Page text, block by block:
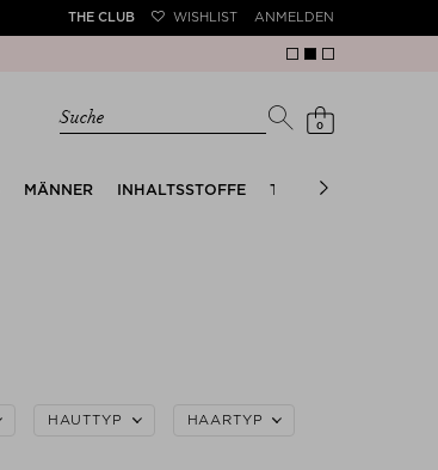
THE CLUB WISHLIST ANMELDEN
Suche 0
MÄNNER INHALTSSTOFFE TRENDS
HAUTTYP HAARTYP